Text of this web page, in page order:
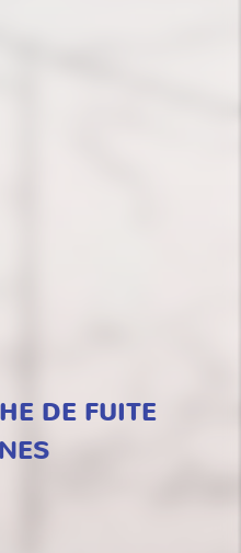
DE FUITE